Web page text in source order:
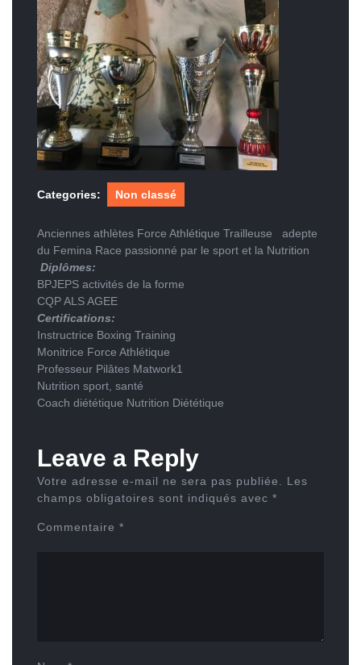
Categories: Non classé
Anciennes athlètes Force Athlétique Trailleuse adepte
du Femina Race passionné par le sport et la Nutrition
Diplômes:
BPJEPS activités de la forme
CQP ALS AGEE
Certifications:
Instructrice Boxing Training
Monitrice Force Athlétique
Professeur Pilâtes Matwork1
Nutrition sport, santé
Coach diététique Nutrition Diététique
Leave a Reply
Votre adresse e-mail ne sera pas publiée.
Les
champs obligatoires sont indiqués avec*
Commentaire*